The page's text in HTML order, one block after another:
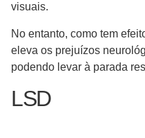
visuais.
No entanto, como tem
eleva os prejuízos
podendo levar à parada
LSD